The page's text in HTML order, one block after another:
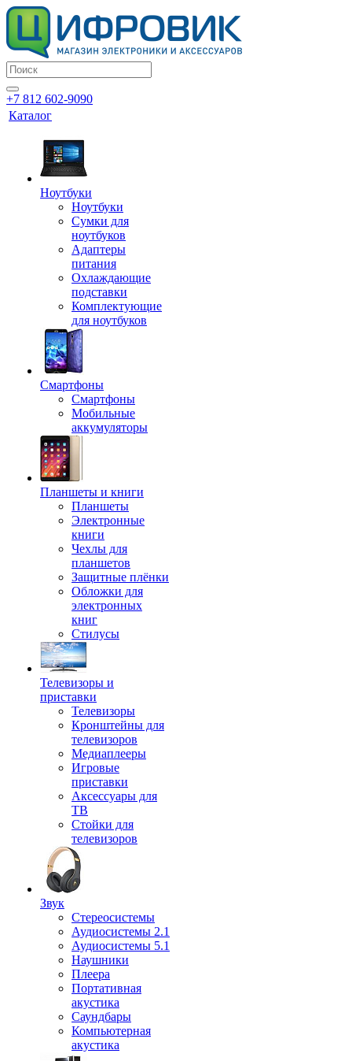
+7 812 602-9090
Каталог
Ноутбуки
Ноутбуки
Сумки для
ноутбуков
Адаптеры
питания
Охлаждающие
подставки
Комплектующие
для ноутбуков
Смартфоны
Смартфоны
Мобильные
аккумуляторы
Планшеты и книги
Планшеты
Электронные
книги
Чехлы для
планшетов
Защитные плёнки
Обложки для
электронных
книг
Стилусы
Телевизоры и
приставки
Телевизоры
Кронштейны для
телевизоров
Медиаплееры
Игровые
приставки
Аксессуары для
ТВ
Стойки для
телевизоров
Звук
Стереосистемы
Аудиосистемы 2.1
Аудиосистемы 5.1
Наушники
Плеера
Портативная
акустика
Саундбары
Компьютерная
акустика